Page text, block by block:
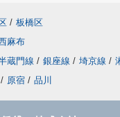
/ 板橋区
麻布
蔵門線 / 銀座線 / 埼京線 /
/ 原宿 / 品川